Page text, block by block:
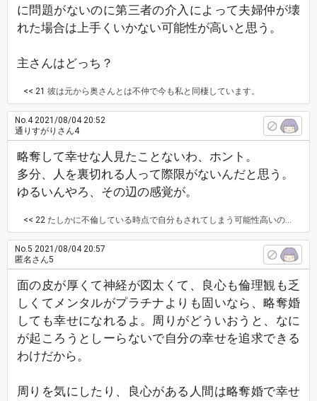
に問題がないのに第三者の介入によって夫婦仲が壊
れた場合は上手くいかない可能性が高いと思う。
主さんはどっち？
<< 21 彼は元から奥さんとは不仲で今も私と同棲しています。
No.42021/08/04 20:52
通りすがりさん4
略奪して幸せな人見たことないわ、ホント。
多分、人を裏切れる人って際限がないんだと思う。
ゆるいんやろ、その辺の感覚が。
<< 22 たしかに不倫している時点で自分もされてしまう可能性高いのかもしれません。
No.5 2021/08/04 20:57
匿名さん5
面の皮が厚くて神経が図太くて、良心も倫理観も乏
しくてメンタルがプラチナよりも固いなら、略奪婚
しても幸せになれるよ。周りがどういおうと、なに
が起ころうとしーらないで自分の幸せを追求できる
わけだから。
周りを気にしたり、良心がある人間は略奪婚で幸せ